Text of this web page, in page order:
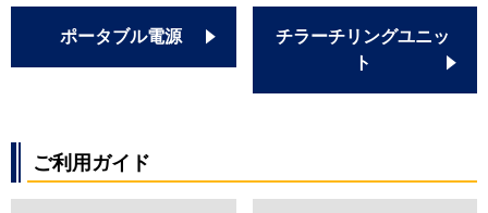
ポータブル電源
チラーチリングユニッ
ト
ご利用ガイド